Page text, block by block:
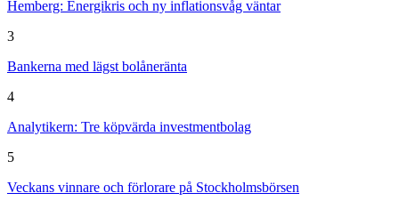
Hemberg: Energikris och ny inflationsvåg väntar
3
Bankerna med lägst bolåneränta
4
Analytikern: Tre köpvärda investmentbolag
5
Veckans vinnare och förlorare på Stockholmsbörsen